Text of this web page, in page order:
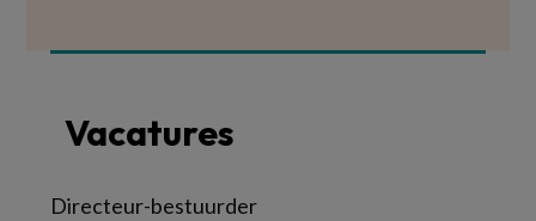
Vacatures
Directeur-bestuurder